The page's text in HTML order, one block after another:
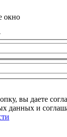
вы даете
данных и